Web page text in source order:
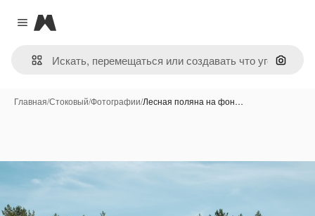
Close menu
Magnific
Поиск
Главная/Стоковый/Фотографии/Лесная поляна на фон…